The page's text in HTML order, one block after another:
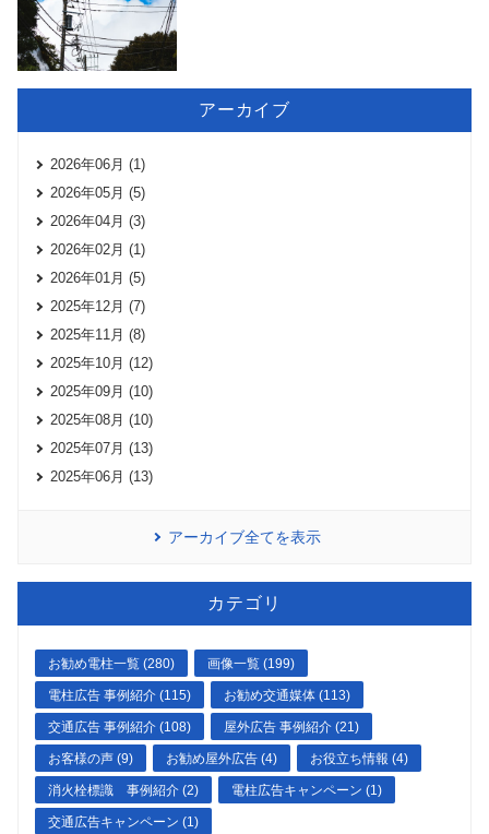
アーカイブ
2026年06月 (1)
2026年05月 (5)
2026年04月 (3)
2026年02月 (1)
2026年01月 (5)
2025年12月 (7)
2025年11月 (8)
2025年10月 (12)
2025年09月 (10)
2025年08月 (10)
2025年07月 (13)
2025年06月 (13)
アーカイブ全てを表示
カテゴリ
お勧め電柱一覧 (280) 画像一覧 (199)
電柱広告 事例紹介 (115) お勧め交通媒体 (113)
交通広告 事例紹介 (108) 屋外広告 事例紹介 (21)
お客様の声 (9) お勧め屋外広告 (4) お役立ち情報 (4)
消火栓標識 事例紹介 (2) 電柱広告キャンペーン (1)
交通広告キャンペーン (1)